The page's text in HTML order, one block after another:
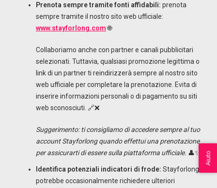
Prenota sempre tramite fonti affidabili: prenota
sempre tramite il nostro sito web ufficiale:
www.stayforlong.com🌐
Collaboriamo anche con partner e canali pubblicitari
selezionati. Tuttavia, qualsiasi promozione legittima o
link di un partner ti reindirizzerà sempre al nostro sito
web ufficiale per completare la prenotazione. Evita di
inserire informazioni personali o di pagamento su siti
web sconosciuti. 🔗❌
Suggerimento: ti consigliamo di accedere sempre al tuo
account Stayforlong quando effettui una prenotazione
per assicurarti di essere sulla piattaforma ufficiale. 👤✨
Identifica potenziali indicatori di frode: Stayforlong
potrebbe occasionalmente richiedere ulteriori
Aiuto